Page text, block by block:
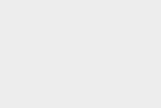
Min skola eller